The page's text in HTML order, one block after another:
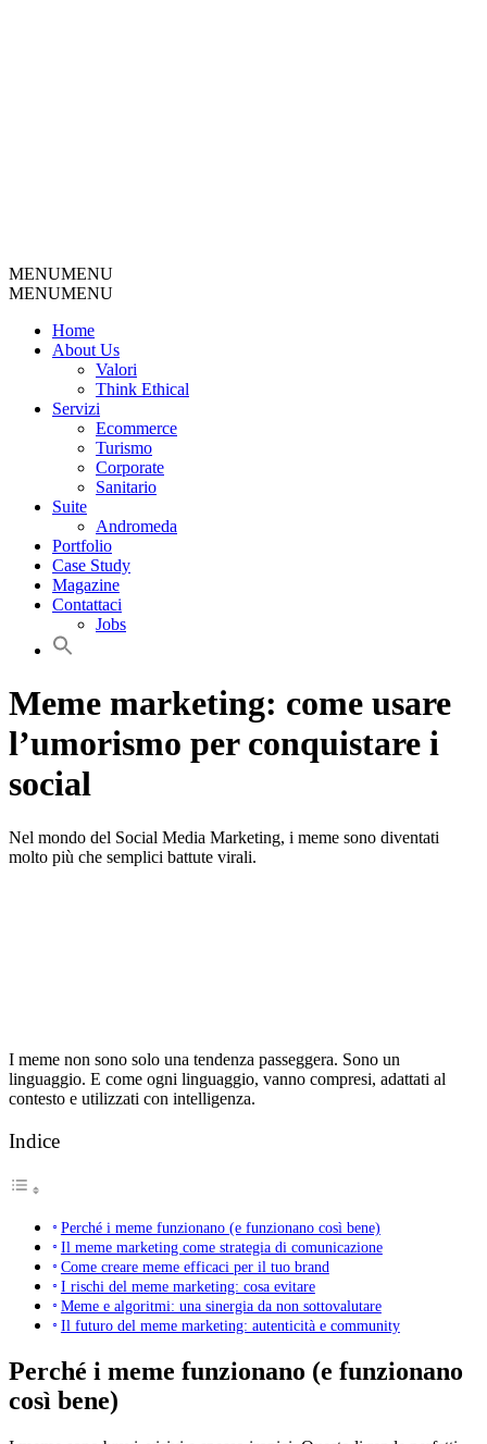
MENUMENU
MENUMENU
Home
About Us
Valori
Think Ethical
Servizi
Ecommerce
Turismo
Corporate
Sanitario
Suite
Andromeda
Portfolio
Case Study
Magazine
Contattaci
Jobs
Meme marketing: come usare
l’umorismo per conquistare i
social
Nel mondo del Social Media Marketing, i meme sono diventati
molto più che semplici battute virali.
I meme non sono solo una tendenza passeggera. Sono un
linguaggio. E come ogni linguaggio, vanno compresi, adattati al
contesto e utilizzati con intelligenza.
Indice
Perché i meme funzionano (e funzionano così bene)
Il meme marketing come strategia di comunicazione
Come creare meme efficaci per il tuo brand
I rischi del meme marketing: cosa evitare
Meme e algoritmi: una sinergia da non sottovalutare
Il futuro del meme marketing: autenticità e community
Perché i meme funzionano (e funzionano
così bene)